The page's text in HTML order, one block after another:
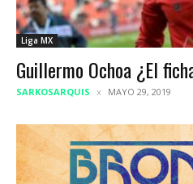
Liga MX
Guillermo Ochoa ¿El
SARKOSARQUIS MAYO 29, 2019